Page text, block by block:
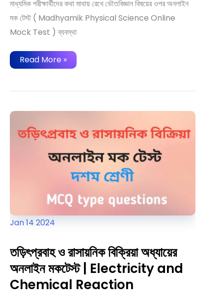
মাধ্যমিক পরীক্ষার্থীদের কথা মাথায় রেখে ভৌতবিজ্ঞান বিষয়ের ওপর অনলাইন
মক টেস্ট ( Madhyamik Physical Science Online
Mock Test ) ব্যবস্থা
মাধ্যমিক
ভৌতবিজ্ঞান
টেস্ট
Physical
Online
Mock
Read More »
Jan14 2024
তড়িৎপ্রবাহ ও রাসায়নিক বিক্রিয়া অধ্যায়ের
অনলাইন মকটেস্ট | Electricity and
Chemical Reaction